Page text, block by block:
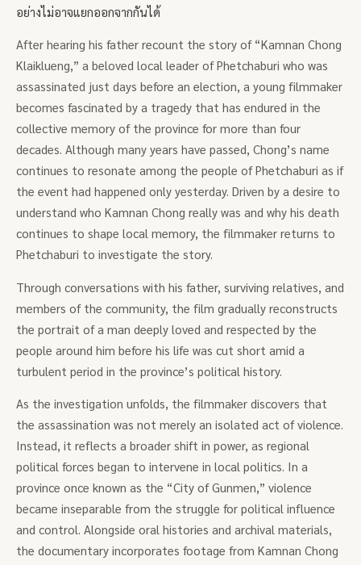
อย่างไม่อาจแยกออกจากกันได้
After hearing his father recount the story of “Kamnan Chong
Klaiklueng,” a beloved local leader of Phetchaburi who was
assassinated just days before an election, a young filmmaker
becomes fascinated by a tragedy that has endured in the
collective memory of the province for more than four
decades. Although many years have passed, Chong’s name
continues to resonate among the people of Phetchaburi as if
the event had happened only yesterday. Driven by a desire to
understand who Kamnan Chong really was and why his death
continues to shape local memory, the filmmaker returns to
Phetchaburi to investigate the story.
Through conversations with his father, surviving relatives, and
members of the community, the film gradually reconstructs
the portrait of a man deeply loved and respected by the
people around him before his life was cut short amid a
turbulent period in the province’s political history.
As the investigation unfolds, the filmmaker discovers that
the assassination was not merely an isolated act of violence.
Instead, it reflects a broader shift in power, as regional
political forces began to intervene in local politics. In a
province once known as the “City of Gunmen,” violence
became inseparable from the struggle for political influence
and control. Alongside oral histories and archival materials,
the documentary incorporates footage from Kamnan Chong